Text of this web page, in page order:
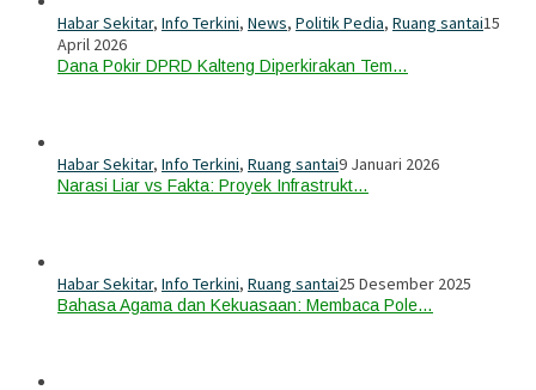
Habar Sekitar, Info Terkini, News, Politik Pedia, Ruang santai15
April 2026
Dana Pokir DPRD Kalteng Diperkirakan Tem…
Habar Sekitar, Info Terkini, Ruang santai9 Januari 2026
Narasi Liar vs Fakta: Proyek Infrastrukt…
Habar Sekitar, Info Terkini, Ruang santai25 Desember 2025
Bahasa Agama dan Kekuasaan: Membaca Pole…